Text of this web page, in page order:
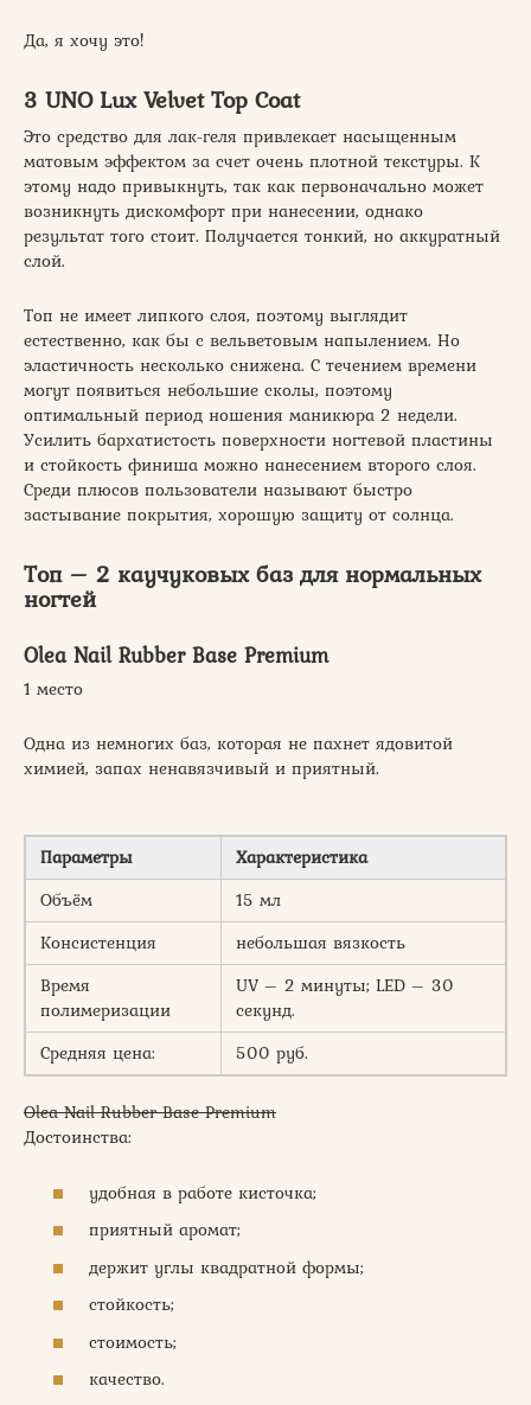
Да, я хочу это!
3 UNO Lux Velvet Top Coat
Это средство для лак-геля привлекает насыщенным
матовым эффектом за счет очень плотной текстуры. К
этому надо привыкнуть, так как первоначально может
возникнуть дискомфорт при нанесении, однако
результат того стоит. Получается тонкий, но аккуратный
слой.
Топ не имеет липкого слоя, поэтому выглядит
естественно, как бы с вельветовым напылением. Но
эластичность несколько снижена. С течением времени
могут появиться небольшие сколы, поэтому
оптимальный период ношения маникюра 2 недели.
Усилить бархатистость поверхности ногтевой пластины
и стойкость финиша можно нанесением второго слоя.
Среди плюсов пользователи называют быстро
застывание покрытия, хорошую защиту от солнца.
Топ – 2 каучуковых баз для нормальных
ногтей
Olea Nail Rubber Base Premium
1 место
Одна из немногих баз, которая не пахнет ядовитой
химией, запах ненавязчивый и приятный.
Параметры
Характеристика
Объём
15 мл
Консистенция
небольшая вязкость
Время
полимеризации
UV – 2 минуты; LED – 30
секунд.
Средняя цена:
500 руб.
Olea Nail Rubber Base Premium
Достоинства:
удобная в работе кисточка;
приятный аромат;
держит углы квадратной формы;
стойкость;
стоимость;
качество.